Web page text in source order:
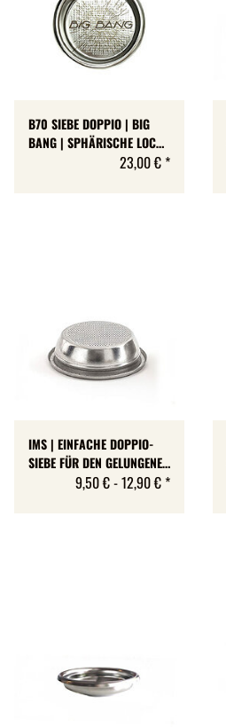
B70 SIEBE DOPPIO | BIG
BANG | SPHÄRISCHE LOCH-
ANORDNUNG | E61 |23,00 € *
IMS | EINFACHE DOPPIO-
SIEBE FÜR DEN GELUNGENEN
SINGLE | E61 | RIDGED | 3
9,50 € -12,90 € *